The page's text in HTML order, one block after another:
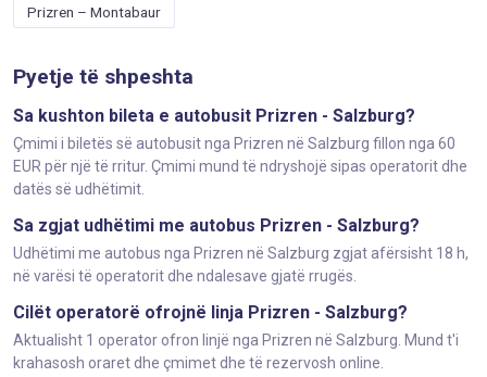
Prizren – Montabaur
Pyetje të shpeshta
Sa kushton bileta e autobusit Prizren - Salzburg?
Çmimi i biletës së autobusit nga Prizren në Salzburg fillon nga 60
EUR për një të rritur. Çmimi mund të ndryshojë sipas operatorit dhe
datës së udhëtimit.
Sa zgjat udhëtimi me autobus Prizren - Salzburg?
Udhëtimi me autobus nga Prizren në Salzburg zgjat afërsisht 18 h,
në varësi të operatorit dhe ndalesave gjatë rrugës.
Cilët operatorë ofrojnë linja Prizren - Salzburg?
Aktualisht 1 operator ofron linjë nga Prizren në Salzburg. Mund t'i
krahasosh oraret dhe çmimet dhe të rezervosh online.